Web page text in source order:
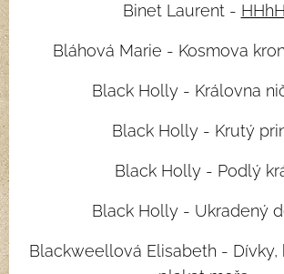
Binet Laurent - HHhH
Bláhová Marie - Kosmova
Black Holly - Královna
Black Holly - Krutý
Black Holly - Podlý
Black Holly - Ukradený
Blackweellová Elisabeth -